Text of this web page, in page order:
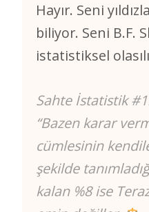
Hayır. Seni
biliyor. Seni B.F.
istatistiksel
Sahte İstatistik
“Bazen karar
cümlesinin
şekilde
kalan %8 ise